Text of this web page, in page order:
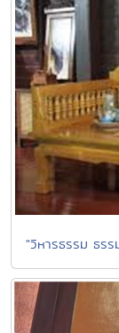
"วิหารธรรม ธร